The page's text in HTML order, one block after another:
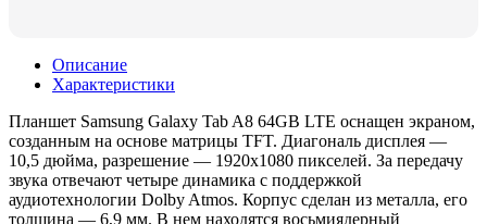
Описание
Характеристики
Планшет Samsung Galaxy Tab A8 64GB LTE оснащен экраном,
созданным на основе матрицы TFT. Диагональ дисплея —
10,5 дюйма, разрешение — 1920х1080 пикселей. За передачу
звука отвечают четыре динамика с поддержкой
аудиотехнологии Dolby Atmos. Корпус сделан из металла, его
толщина — 6,9 мм. В нем находятся восьмиядерный